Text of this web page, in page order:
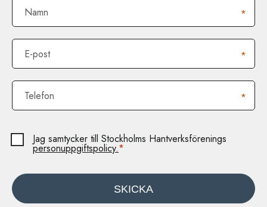
Namn *
E-post *
Telefon *
Jag samtycker till Stockholms Hantverksförenings
personuppgiftspolicy.*
SKICKA